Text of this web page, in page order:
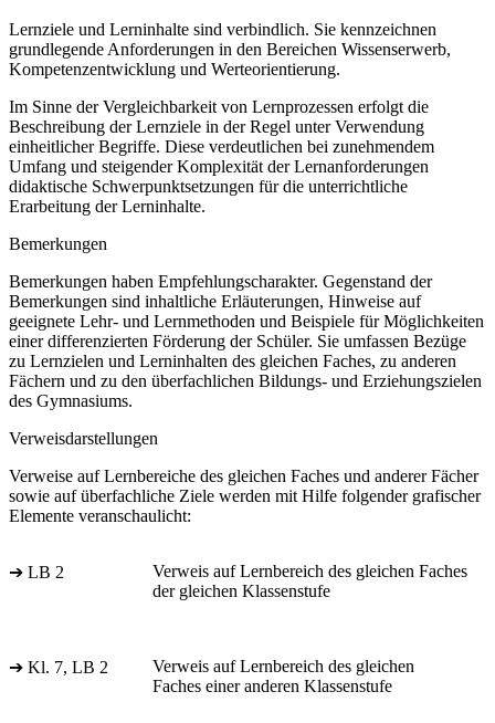
Lernziele und Lerninhalte sind verbindlich. Sie kennzeichnen
grundlegende Anforderungen in den Bereichen Wissenserwerb,
Kompetenzentwicklung und Werteorientierung.
Im Sinne der Vergleichbarkeit von Lernprozessen erfolgt die
Beschreibung der Lernziele in der Regel unter Verwendung
einheitlicher Begriffe. Diese verdeutlichen bei zunehmendem
Umfang und steigender Komplexität der Lernanforderungen
didaktische Schwerpunktsetzungen für die unterrichtliche
Erarbeitung der Lerninhalte.
Bemerkungen
Bemerkungen haben Empfehlungscharakter. Gegenstand der
Bemerkungen sind inhaltliche Erläuterungen, Hinweise auf
geeignete Lehr- und Lernmethoden und Beispiele für Möglichkeiten
einer differenzierten Förderung der Schüler. Sie umfassen Bezüge
zu Lernzielen und Lerninhalten des gleichen Faches, zu anderen
Fächern und zu den überfachlichen Bildungs- und Erziehungszielen
des Gymnasiums.
Verweisdarstellungen
Verweise auf Lernbereiche des gleichen Faches und anderer Fächer
sowie auf überfachliche Ziele werden mit Hilfe folgender grafischer
Elemente veranschaulicht:
➔ LB 2
Verweis auf Lernbereich des gleichen Faches
der gleichen Klassenstufe
➔ Kl. 7, LB 2
Verweis auf Lernbereich des gleichen
Faches einer anderen Klassenstufe